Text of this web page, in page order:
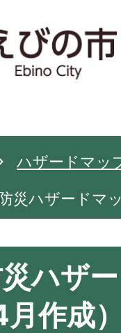
ハザードマッ
災ハザードマ
ハザ
月作成